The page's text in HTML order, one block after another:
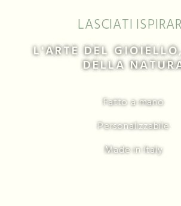
LASCIATI
L'ARTE DEL
DELLA
Fatto a mano
Personalizzabile
Made in Italy